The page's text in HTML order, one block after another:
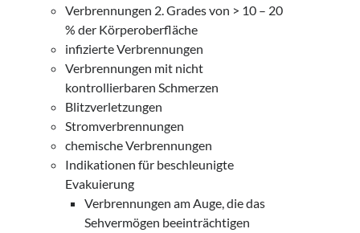
Verbrennungen 2. Grades von > 10 – 20
% der Körperoberfläche
infizierte Verbrennungen
Verbrennungen mit nicht
kontrollierbaren Schmerzen
Blitzverletzungen
Stromverbrennungen
chemische Verbrennungen
Indikationen für beschleunigte
Evakuierung
Verbrennungen am Auge, die das
Sehvermögen beeinträchtigen